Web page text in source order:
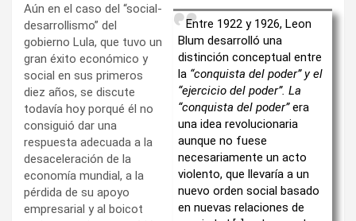
Entre 1922 y 1926, Leon
Blum desarrolló una
distinción conceptual entre
la “conquista del poder” y el
“ejercicio del poder”. La
“conquista del poder”era
una idea revolucionaria
aunque no fuese
necesariamente un acto
violento, que llevaría a un
nuevo orden social basado
en nuevas relaciones de
Aún en el caso del “social-
desarrollismo” del
gobierno Lula, que tuvo un
gran éxito económico y
social en sus primeros
diez años, se discute
todavía hoy porqué él no
consiguió dar una
respuesta adecuada a la
desaceleración de la
economía mundial, a la
pérdida de su apoyo
empresarial y al boicot